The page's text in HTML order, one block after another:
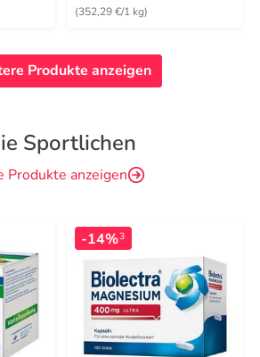
(352,29 €/1 kg)
Produkte anzeigen
Sportlichen
Produkte anzeigen
-14%3